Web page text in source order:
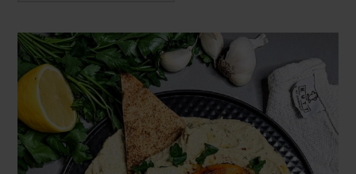
Băuturi
Băuturi calde
Băuturi reci
Cocktail-uri
Smoothies